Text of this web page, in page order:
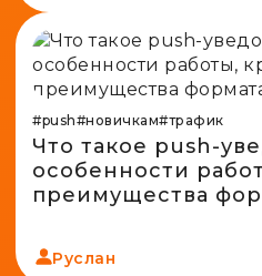
#push#новичкам#трафик
Что такое push-
особенности
преимущества
Руслан